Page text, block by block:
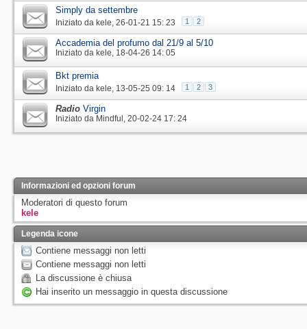
Simply da settembre
Iniziato da kele‎, 26-01-21 15: 23 1 2
Accademia del profumo dal 21/9 al 5/10
Iniziato da kele‎, 18-04-26 14: 05
Bkt premia
Iniziato da kele‎, 13-05-25 09: 14 1 2 3
Radio Virgin
Iniziato da Mindful‎, 20-02-24 17: 24
Informazioni ed opzioni forum
Moderatori di questo forum
kele
Legenda icone
Contiene messaggi non letti
Contiene messaggi non letti
La discussione è chiusa
Hai inserito un messaggio in questa discussione